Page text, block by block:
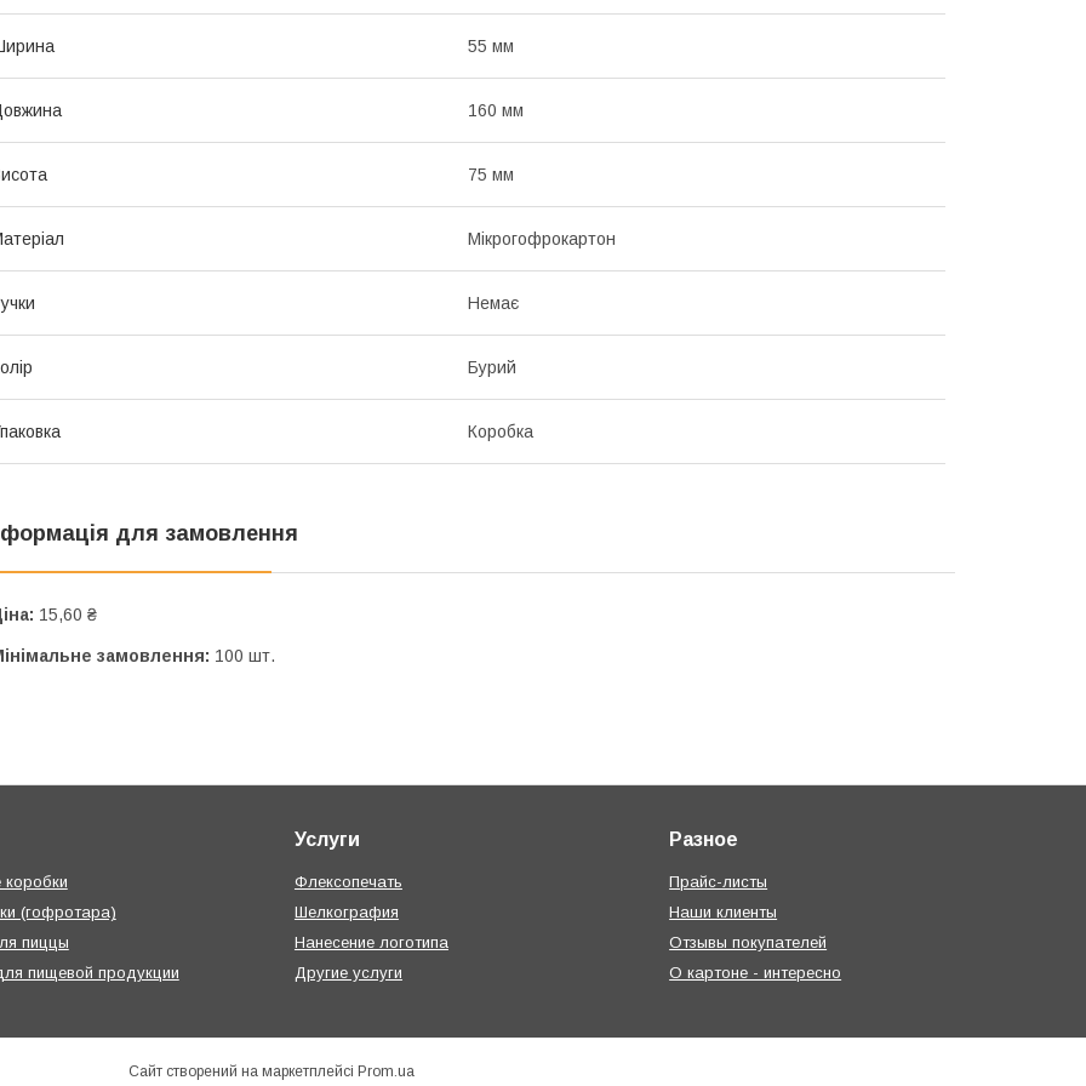
55 мм
160 мм
75 мм
Мікрогофрокартон
Немає
Бурий
Коробка
для замовлення
15,60 ₴
замовлення: 100 шт.
коробки
(гофротара)
пиццы
пищевой продукции
Услуги
Флексопечать
Шелкография
Нанесение логотипа
Другие услуги
Разное
Прайс-листы
Наши клиенты
Отзывы покупателей
О картоне - интересно
Сайт створений на маркетплейсі Prom.ua